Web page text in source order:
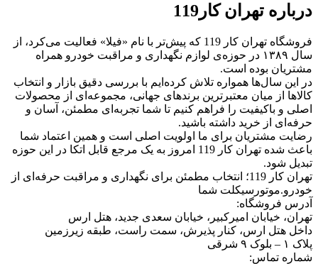
درباره تهران کار119
فروشگاه تهران کار 119 که پیش‌تر با نام «فیلا» فعالیت می‌کرد، از
سال ۱۳۸۹ در حوزه‌ی لوازم نگهداری و مراقبت خودرو همراه
مشتریان بوده است.
در این سال‌ها همواره تلاش کرده‌ایم با بررسی دقیق بازار و انتخاب
کالاها از میان معتبرترین برندهای جهانی، مجموعه‌ای از محصولات
اصلی و باکیفیت را فراهم کنیم تا شما تجربه‌ای مطمئن، آسان و
حرفه‌ای از خرید داشته باشید.
رضایت مشتریان برای ما اولویت اصلی است و همین اعتماد شما
باعث شده تهران کار 119 امروز به یک مرجع قابل اتکا در این حوزه
تبدیل شود.
تهران کار 119؛ انتخاب مطمئن برای نگهداری و مراقبت حرفه‌ای از
خودرو.موتورسیکلت شما
آدرس فروشگاه:
تهران، خیابان امیرکبیر، خیابان سعدی جدید، هتل ارس
داخل هتل ارس، کنار پذیرش، سمت راست، طبقه زیرزمین
پلاک ۱ – بلوک ۹ شرقی
شماره تماس: